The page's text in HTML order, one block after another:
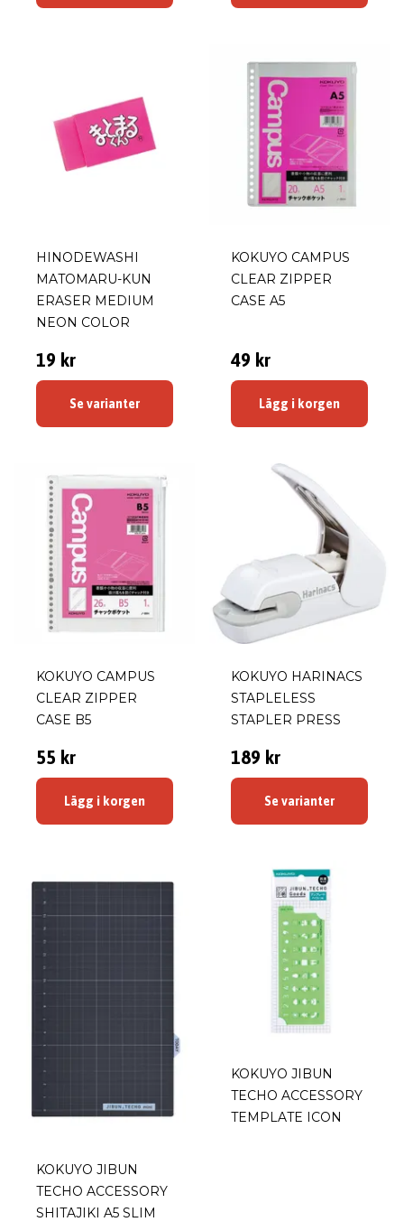
HINODEWASHI
MATOMARU-KUN
ERASER MEDIUM
NEON COLOR
19 kr
Se varianter
KOKUYO CAMPUS
CLEAR ZIPPER
CASE A5
49 kr
Lägg i korgen
KOKUYO CAMPUS
CLEAR ZIPPER
CASE B5
55 kr
Lägg i korgen
KOKUYO HARINACS
STAPLELESS
STAPLER PRESS
189 kr
Se varianter
KOKUYO JIBUN
TECHO ACCESSORY
SHITAJIKI A5 SLIM
KOKUYO JIBUN
TECHO ACCESSORY
TEMPLATE ICON